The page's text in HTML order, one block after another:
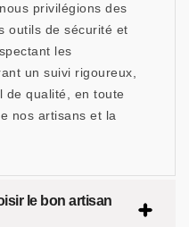
privilégions des
outils de sécurité et
les
un suivi rigoureux,
de qualité, en toute
nos artisans et la
le bon artisan